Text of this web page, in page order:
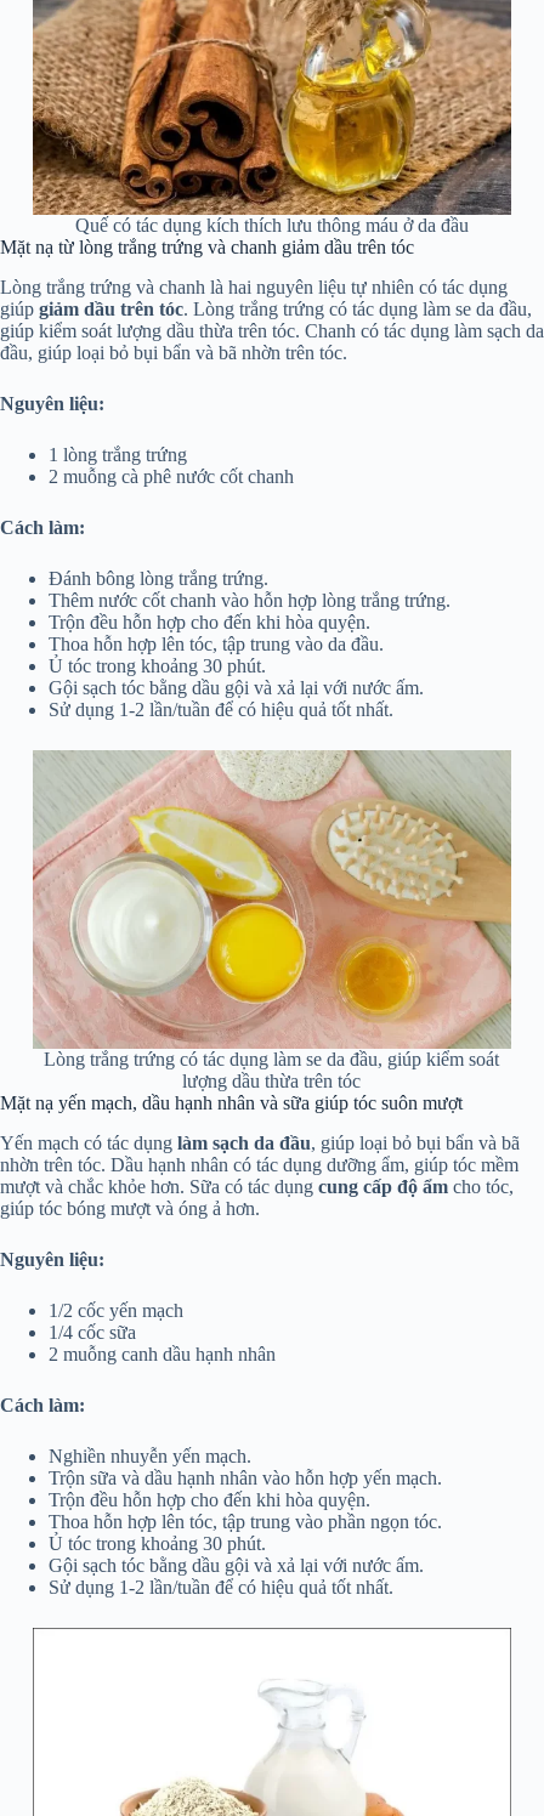
Quế có tác dụng kích thích lưu thông máu ở da đầu
Mặt nạ từ lòng trắng trứng và chanh giảm dầu trên tóc
Lòng trắng trứng và chanh là hai nguyên liệu tự nhiên có tác dụng
giúp giảm dầu trên tóc. Lòng trắng trứng có tác dụng làm se da đầu,
giúp kiểm soát lượng dầu thừa trên tóc. Chanh có tác dụng làm sạch da
đầu, giúp loại bỏ bụi bẩn và bã nhờn trên tóc.
Nguyên liệu:
1 lòng trắng trứng
2 muỗng cà phê nước cốt chanh
Cách làm:
Đánh bông lòng trắng trứng.
Thêm nước cốt chanh vào hỗn hợp lòng trắng trứng.
Trộn đều hỗn hợp cho đến khi hòa quyện.
Thoa hỗn hợp lên tóc, tập trung vào da đầu.
Ủ tóc trong khoảng 30 phút.
Gội sạch tóc bằng dầu gội và xả lại với nước ấm.
Sử dụng 1-2 lần/tuần để có hiệu quả tốt nhất.
Lòng trắng trứng có tác dụng làm se da đầu, giúp kiểm soát
lượng dầu thừa trên tóc
Mặt nạ yến mạch, dầu hạnh nhân và sữa giúp tóc suôn mượt
Yến mạch có tác dụng làm sạch da đầu, giúp loại bỏ bụi bẩn và bã
nhờn trên tóc. Dầu hạnh nhân có tác dụng dưỡng ẩm, giúp tóc mềm
mượt và chắc khỏe hơn. Sữa có tác dụng cung cấp độ ẩm cho tóc,
giúp tóc bóng mượt và óng ả hơn.
Nguyên liệu:
1/2 cốc yến mạch
1/4 cốc sữa
2 muỗng canh dầu hạnh nhân
Cách làm:
Nghiền nhuyễn yến mạch.
Trộn sữa và dầu hạnh nhân vào hỗn hợp yến mạch.
Trộn đều hỗn hợp cho đến khi hòa quyện.
Thoa hỗn hợp lên tóc, tập trung vào phần ngọn tóc.
Ủ tóc trong khoảng 30 phút.
Gội sạch tóc bằng dầu gội và xả lại với nước ấm.
Sử dụng 1-2 lần/tuần để có hiệu quả tốt nhất.